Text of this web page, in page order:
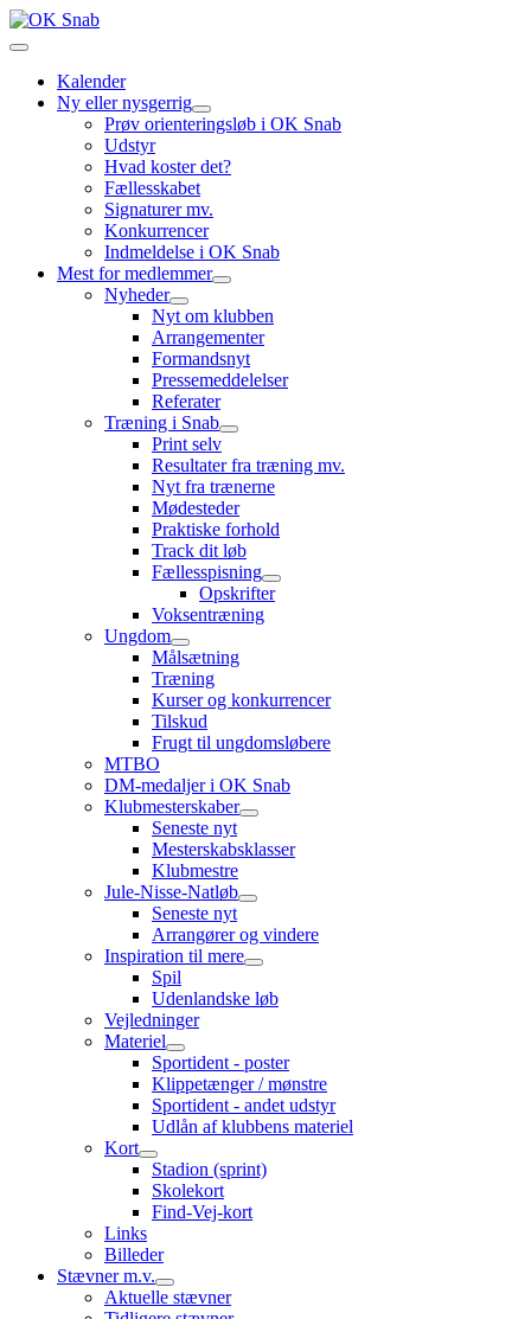
Kalender
Ny eller nysgerrig
Prøv orienteringsløb i OK Snab
Udstyr
Hvad koster det?
Fællesskabet
Signaturer mv.
Konkurrencer
Indmeldelse i OK Snab
Mest for medlemmer
Nyheder
Nyt om klubben
Arrangementer
Formandsnyt
Pressemeddelelser
Referater
Træning i Snab
Print selv
Resultater fra træning mv.
Nyt fra trænerne
Mødesteder
Praktiske forhold
Track dit løb
Fællesspisning
Opskrifter
Voksentræning
Ungdom
Målsætning
Træning
Kurser og konkurrencer
Tilskud
Frugt til ungdomsløbere
MTBO
DM-medaljer i OK Snab
Klubmesterskaber
Seneste nyt
Mesterskabsklasser
Klubmestre
Jule-Nisse-Natløb
Seneste nyt
Arrangører og vindere
Inspiration til mere
Spil
Udenlandske løb
Vejledninger
Materiel
Sportident - poster
Klippetænger / mønstre
Sportident - andet udstyr
Udlån af klubbens materiel
Kort
Stadion (sprint)
Skolekort
Find-Vej-kort
Links
Billeder
Stævner m.v.
Aktuelle stævner